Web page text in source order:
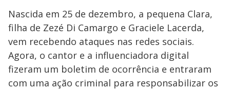
Nascida em 25 de dezembro, a pequena Clara,
filha de Zezé Di Camargo e Graciele Lacerda,
vem recebendo ataques nas redes sociais.
Agora, o cantor e a influenciadora digital
fizeram um boletim de ocorrência e entraram
com uma ação criminal para responsabilizar os